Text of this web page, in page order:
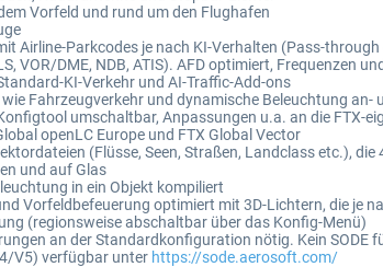
Vorfeld und rund um den Flughafen
Airline-Parkcodes je nach KI-Verhalten (Pass-
VOR/DME, NDB, ATIS). AFD optimiert, Frequenzen
KI-Verkehr und AI-Traffic-Add-ons
Fahrzeugverkehr und dynamische Beleuchtung an-
umschaltbar, Anpassungen u.a. an die FTX-
openLC Europe und FTX Global Vector
(Flüsse, Seen, Straßen, Landclass etc.),
und auf Glas
in ein Objekt kompiliert
Vorfeldbefeuerung optimiert mit 3D-Lichtern, die je
(regionsweise abschaltbar über das Konfig-Menü)
an der Standardkonfiguration nötig. Kein
V5) verfügbar unter https://sode.aerosoft.com/